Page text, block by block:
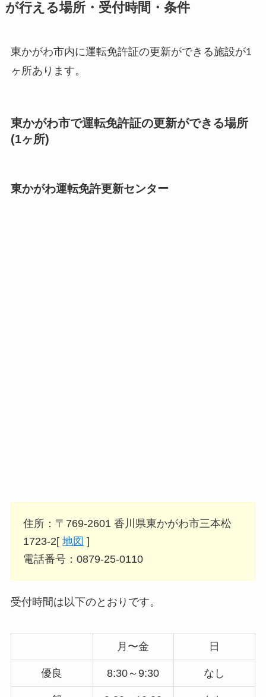
が行える場所・受付時間・条件
東かがわ市内に運転免許証の更新ができる施設が1
ヶ所あります。
東かがわ市で運転免許証の更新ができる場所
(1ヶ所)
東かがわ運転免許更新センター
住所：〒769-2601 香川県東かがわ市三本松
1723-2[ 地図 ]
電話番号：0879-25-0110
受付時間は以下のとおりです。
月〜金 日
優良 8:30～9:30 なし